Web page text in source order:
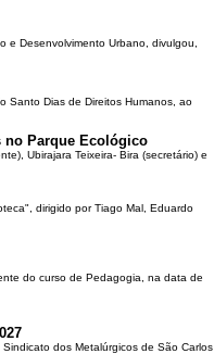
e Desenvolvimento Urbano, divulgou,
Santo Dias de Direitos Humanos, ao
no Parque Ecológico
Ubirajara Teixeira- Bira (secretário) e
dirigido por Tiago Mal, Eduardo
do curso de Pedagogia, na data de
dos Metalúrgicos de São Carlos